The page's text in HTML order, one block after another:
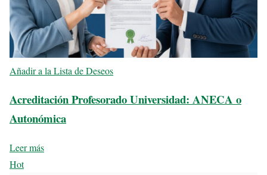
Añadir a la Lista de Deseos
Acreditación Profesorado Universidad: ANECA o
Autonómica
Leer más
Hot